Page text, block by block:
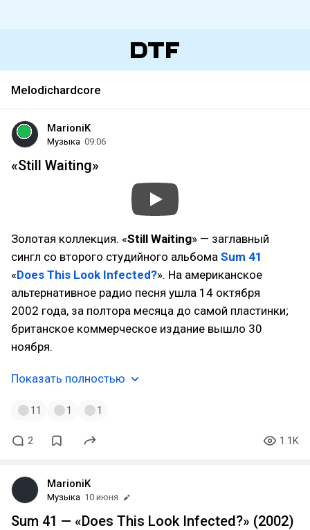
Melodichardcore
MarioniK
Музыка 09:06
«Still Waiting»
Золотая коллекция. «Still Waiting» — заглавный
сингл со второго студийного альбома Sum 41
«Does This Look Infected?». На американское
альтернативное радио песня ушла 14 октября
2002 года, за полтора месяца до самой пластинки;
британское коммерческое издание вышло 30
ноября.
Показать полностью
11 1 1
2 1.1K
MarioniK
Музыка 10 июня
Sum 41 — «Does This Look Infected?» (2002)